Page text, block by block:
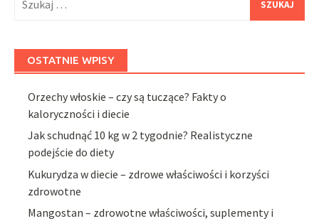
OSTATNIE WPISY
Orzechy włoskie – czy są tuczące? Fakty o
kaloryczności i diecie
Jak schudnąć 10 kg w 2 tygodnie? Realistyczne
podejście do diety
Kukurydza w diecie – zdrowe właściwości i korzyści
zdrowotne
Mangostan – zdrowotne właściwości, suplementy i